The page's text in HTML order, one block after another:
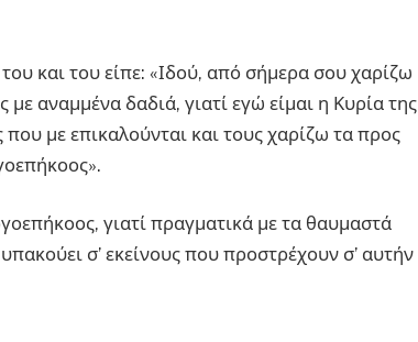
και του είπε: «Ιδού, από σήμερα σου χαρίζω
αναμμένα δαδιά, γιατί εγώ είμαι η Κυρία της
με επικαλούνται και τους χαρίζω τα προς
γιατί πραγματικά με τα θαυμαστά
σ’ εκείνους που προστρέχουν σ’ αυτήν